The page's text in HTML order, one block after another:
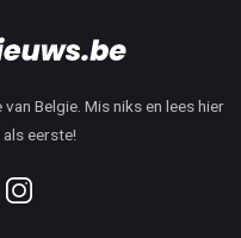
Belgie. Mis niks en lees hier
eerste!